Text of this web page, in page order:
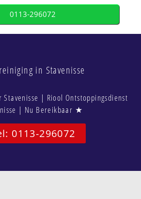
0113-296072
in Stavenisse
| Riool Ontstoppingsdienst
| Nu Bereikbaar ★
0113-296072